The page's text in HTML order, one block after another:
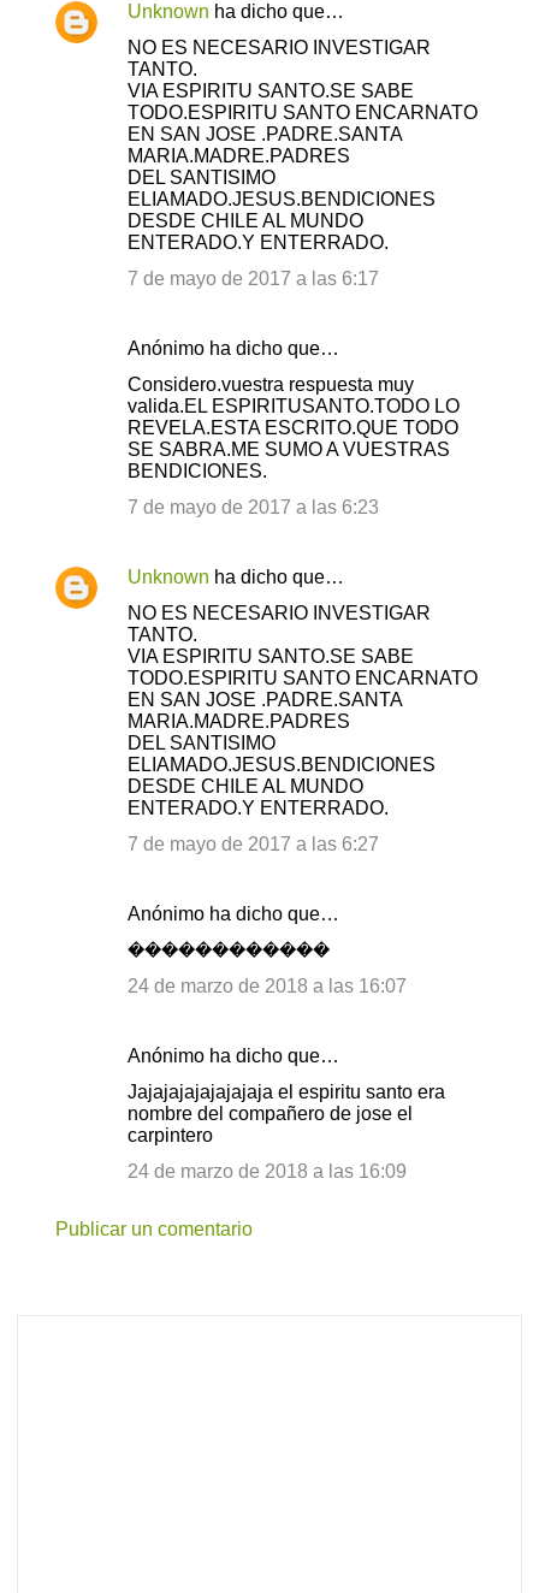
C
Unknown ha dicho que…
NO ES NECESARIO INVESTIGAR
TANTO.
VIA ESPIRITU SANTO.SE SABE
TODO.ESPIRITU SANTO ENCARNATO
EN SAN JOSE .PADRE.SANTA
MARIA.MADRE.PADRES
DEL SANTISIMO
ELIAMADO.JESUS.BENDICIONES
DESDE CHILE AL MUNDO
ENTERADO.Y ENTERRADO.
7 de mayo de 2017 a las 6:17
Anónimo ha dicho que…
Considero.vuestra respuesta muy
valida.EL ESPIRITUSANTO.TODO LO
REVELA.ESTA ESCRITO.QUE TODO
SE SABRA.ME SUMO A VUESTRAS
BENDICIONES.
7 de mayo de 2017 a las 6:23
Unknown ha dicho que…
NO ES NECESARIO INVESTIGAR
TANTO.
VIA ESPIRITU SANTO.SE SABE
TODO.ESPIRITU SANTO ENCARNATO
EN SAN JOSE .PADRE.SANTA
MARIA.MADRE.PADRES
DEL SANTISIMO
ELIAMADO.JESUS.BENDICIONES
DESDE CHILE AL MUNDO
ENTERADO.Y ENTERRADO.
7 de mayo de 2017 a las 6:27
Anónimo ha dicho que…
������������
24 de marzo de 2018 a las 16:07
Anónimo ha dicho que…
Jajajajajajajajaja el espiritu santo era
nombre del compañero de jose el
carpintero
24 de marzo de 2018 a las 16:09
Publicar un comentario